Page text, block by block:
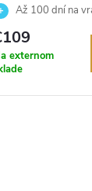
Až 100 dní na
predajca.
externom